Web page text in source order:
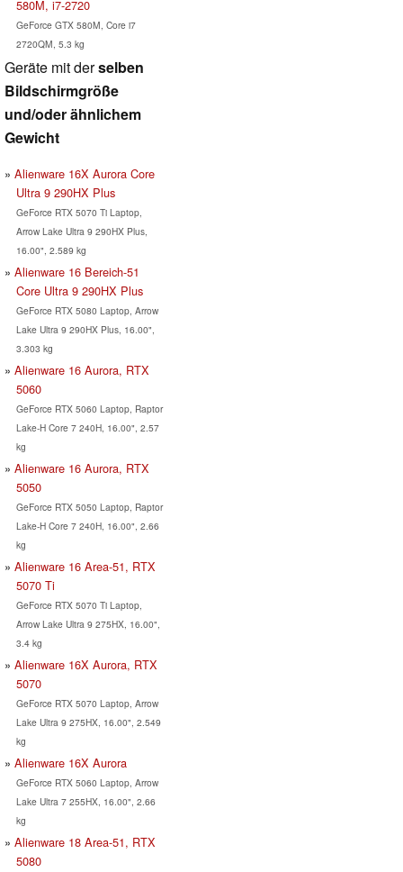
580M, i7-2720
GeForce GTX 580M, Core i7
2720QM, 5.3 kg
Geräte mit derselben
Bildschirmgröße
und/oder ähnlichem
Gewicht
Alienware 16X Aurora Core
Ultra 9 290HX Plus
GeForce RTX 5070 Ti Laptop,
Arrow Lake Ultra 9 290HX Plus,
16.00", 2.589 kg
Alienware 16 Bereich-51
Core Ultra 9 290HX Plus
GeForce RTX 5080 Laptop, Arrow
Lake Ultra 9 290HX Plus, 16.00",
3.303 kg
Alienware 16 Aurora, RTX
5060
GeForce RTX 5060 Laptop, Raptor
Lake-H Core 7 240H, 16.00", 2.57
kg
Alienware 16 Aurora, RTX
5050
GeForce RTX 5050 Laptop, Raptor
Lake-H Core 7 240H, 16.00", 2.66
kg
Alienware 16 Area-51, RTX
5070 Ti
GeForce RTX 5070 Ti Laptop,
Arrow Lake Ultra 9 275HX, 16.00",
3.4 kg
Alienware 16X Aurora, RTX
5070
GeForce RTX 5070 Laptop, Arrow
Lake Ultra 9 275HX, 16.00", 2.549
kg
Alienware 16X Aurora
GeForce RTX 5060 Laptop, Arrow
Lake Ultra 7 255HX, 16.00", 2.66
kg
Alienware 18 Area-51, RTX
5080